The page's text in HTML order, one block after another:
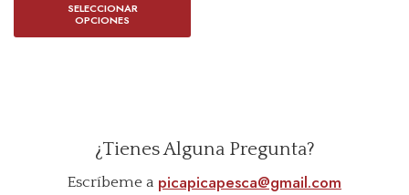
SELECCIONAR
OPCIONES
¿Tienes Alguna Pregunta?
Escríbeme a picapicapesca@gmail.com